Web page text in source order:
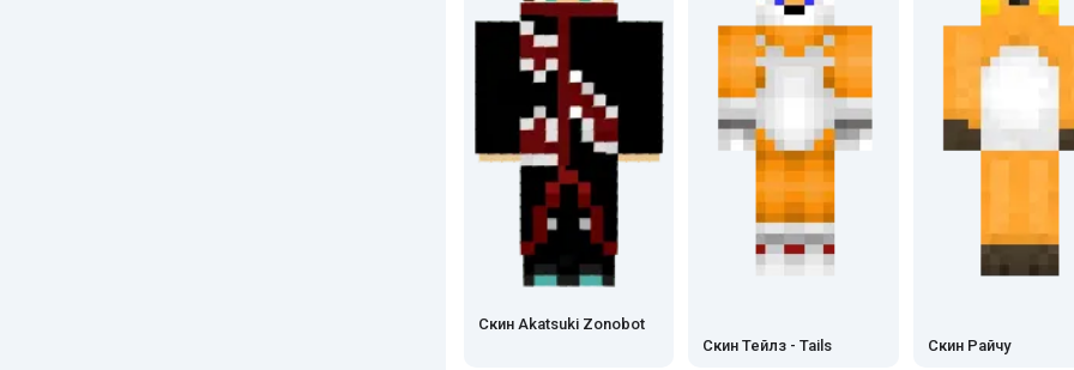
Скин Akatsuki Zonobot
Скин Тейлз - Tails
Скин Райчу